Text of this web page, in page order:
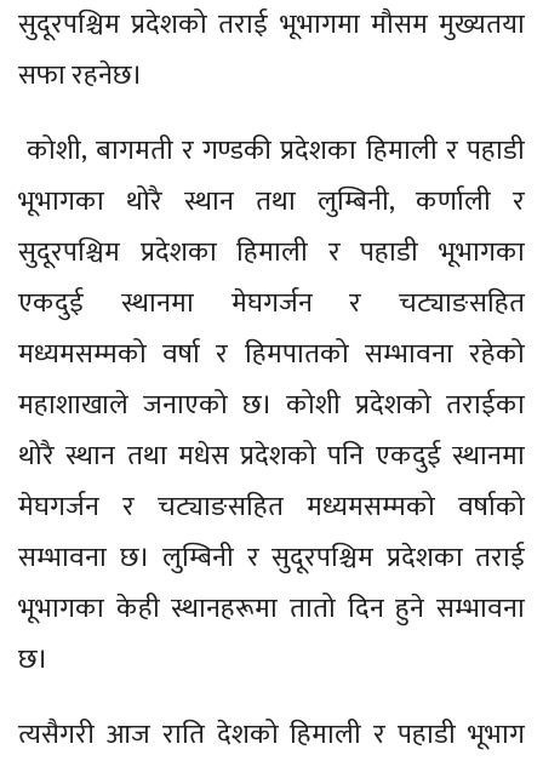
सुदूरपश्चिम प्रदेशको तराई भूभागमा मौसम मुख्यतया
सफा रहनेछ।
कोशी, बागमती र गण्डकी प्रदेशका हिमाली र पहाडी
भूभागका थोरै स्थान तथा लुम्बिनी, कर्णाली र
सुदूरपश्चिम प्रदेशका हिमाली र पहाडी भूभागका
एकदुई स्थानमा मेघगर्जन र चट्याङसहित
मध्यमसम्मको वर्षा र हिमपातको सम्भावना रहेको
महाशाखाले जनाएको छ। कोशी प्रदेशको तराईका
थोरै स्थान तथा मधेस प्रदेशको पनि एकदुई स्थानमा
मेघगर्जन र चट्याङसहित मध्यमसम्मको वर्षाको
सम्भावना छ। लुम्बिनी र सुदूरपश्चिम प्रदेशका तराई
भूभागका केही स्थानहरूमा तातो दिन हुने सम्भावना
छ।
त्यसैगरी आज राति देशको हिमाली र पहाडी भूभाग